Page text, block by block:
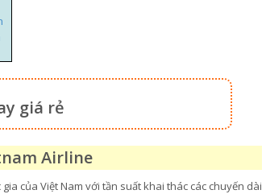
giá rẻ
Airline
của Việt Nam với tần suất khai thác các chuyến dài